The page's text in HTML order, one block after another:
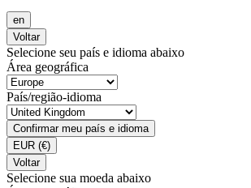
en
Voltar
Selecione seu país e idioma abaixo
Área geográfica
País/região-idioma
Confirmar meu país e idioma
EUR (€)
Voltar
Selecione sua moeda abaixo